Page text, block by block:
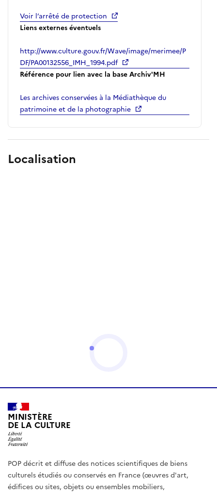
Voir l’arrêté de protection
Liens externes éventuels
http://www.culture.gouv.fr/Wave/image/merimee/P
DF/PA00132556_IMH_1994.pdf
Référence pour lien avec la base Archiv'MH
Les archives conservées à la Médiathèque du
patrimoine et de la photographie
Localisation
MINISTÈRE
DE LA CULTURE
POP décrit et diffuse des notices scientifiques de biens
culturels étudiés ou conservés en France (œuvres d'art,
édifices ou sites, objets ou ensembles mobiliers,